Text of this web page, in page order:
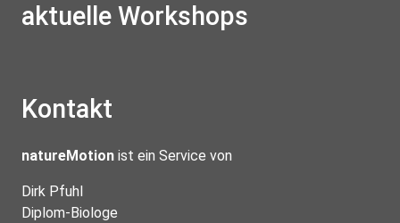
aktuelle Workshops
Kontakt
natureMotion ist ein Service von
Dirk Pfuhl
Diplom-Biologe